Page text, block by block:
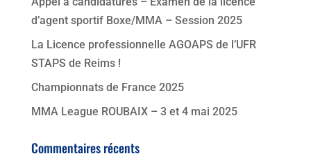
d’agent sportif Boxe/MMA – Session 2025
La Licence professionnelle AGOAPS de l’UFR
STAPS de Reims !
Championnats de France 2025
MMA League ROUBAIX – 3 et 4 mai 2025
Commentaires récents